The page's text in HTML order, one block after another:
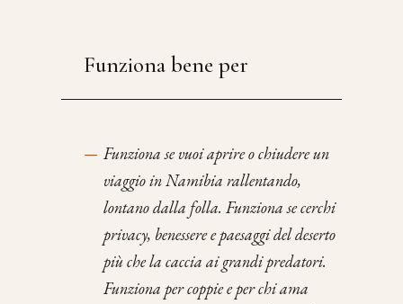
Funziona bene per
— Funziona se vuoi aprire o chiudere un
viaggio in Namibia rallentando,
lontano dalla folla. Funziona se cerchi
privacy, benessere e paesaggi del deserto
più che la caccia ai grandi predatori.
Funziona per coppie e per chi ama